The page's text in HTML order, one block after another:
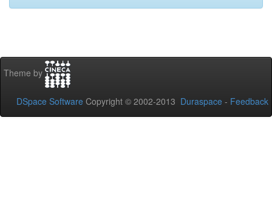
Theme by
DSpace Software Copyright © 2002-2013 Duraspace - Feedback